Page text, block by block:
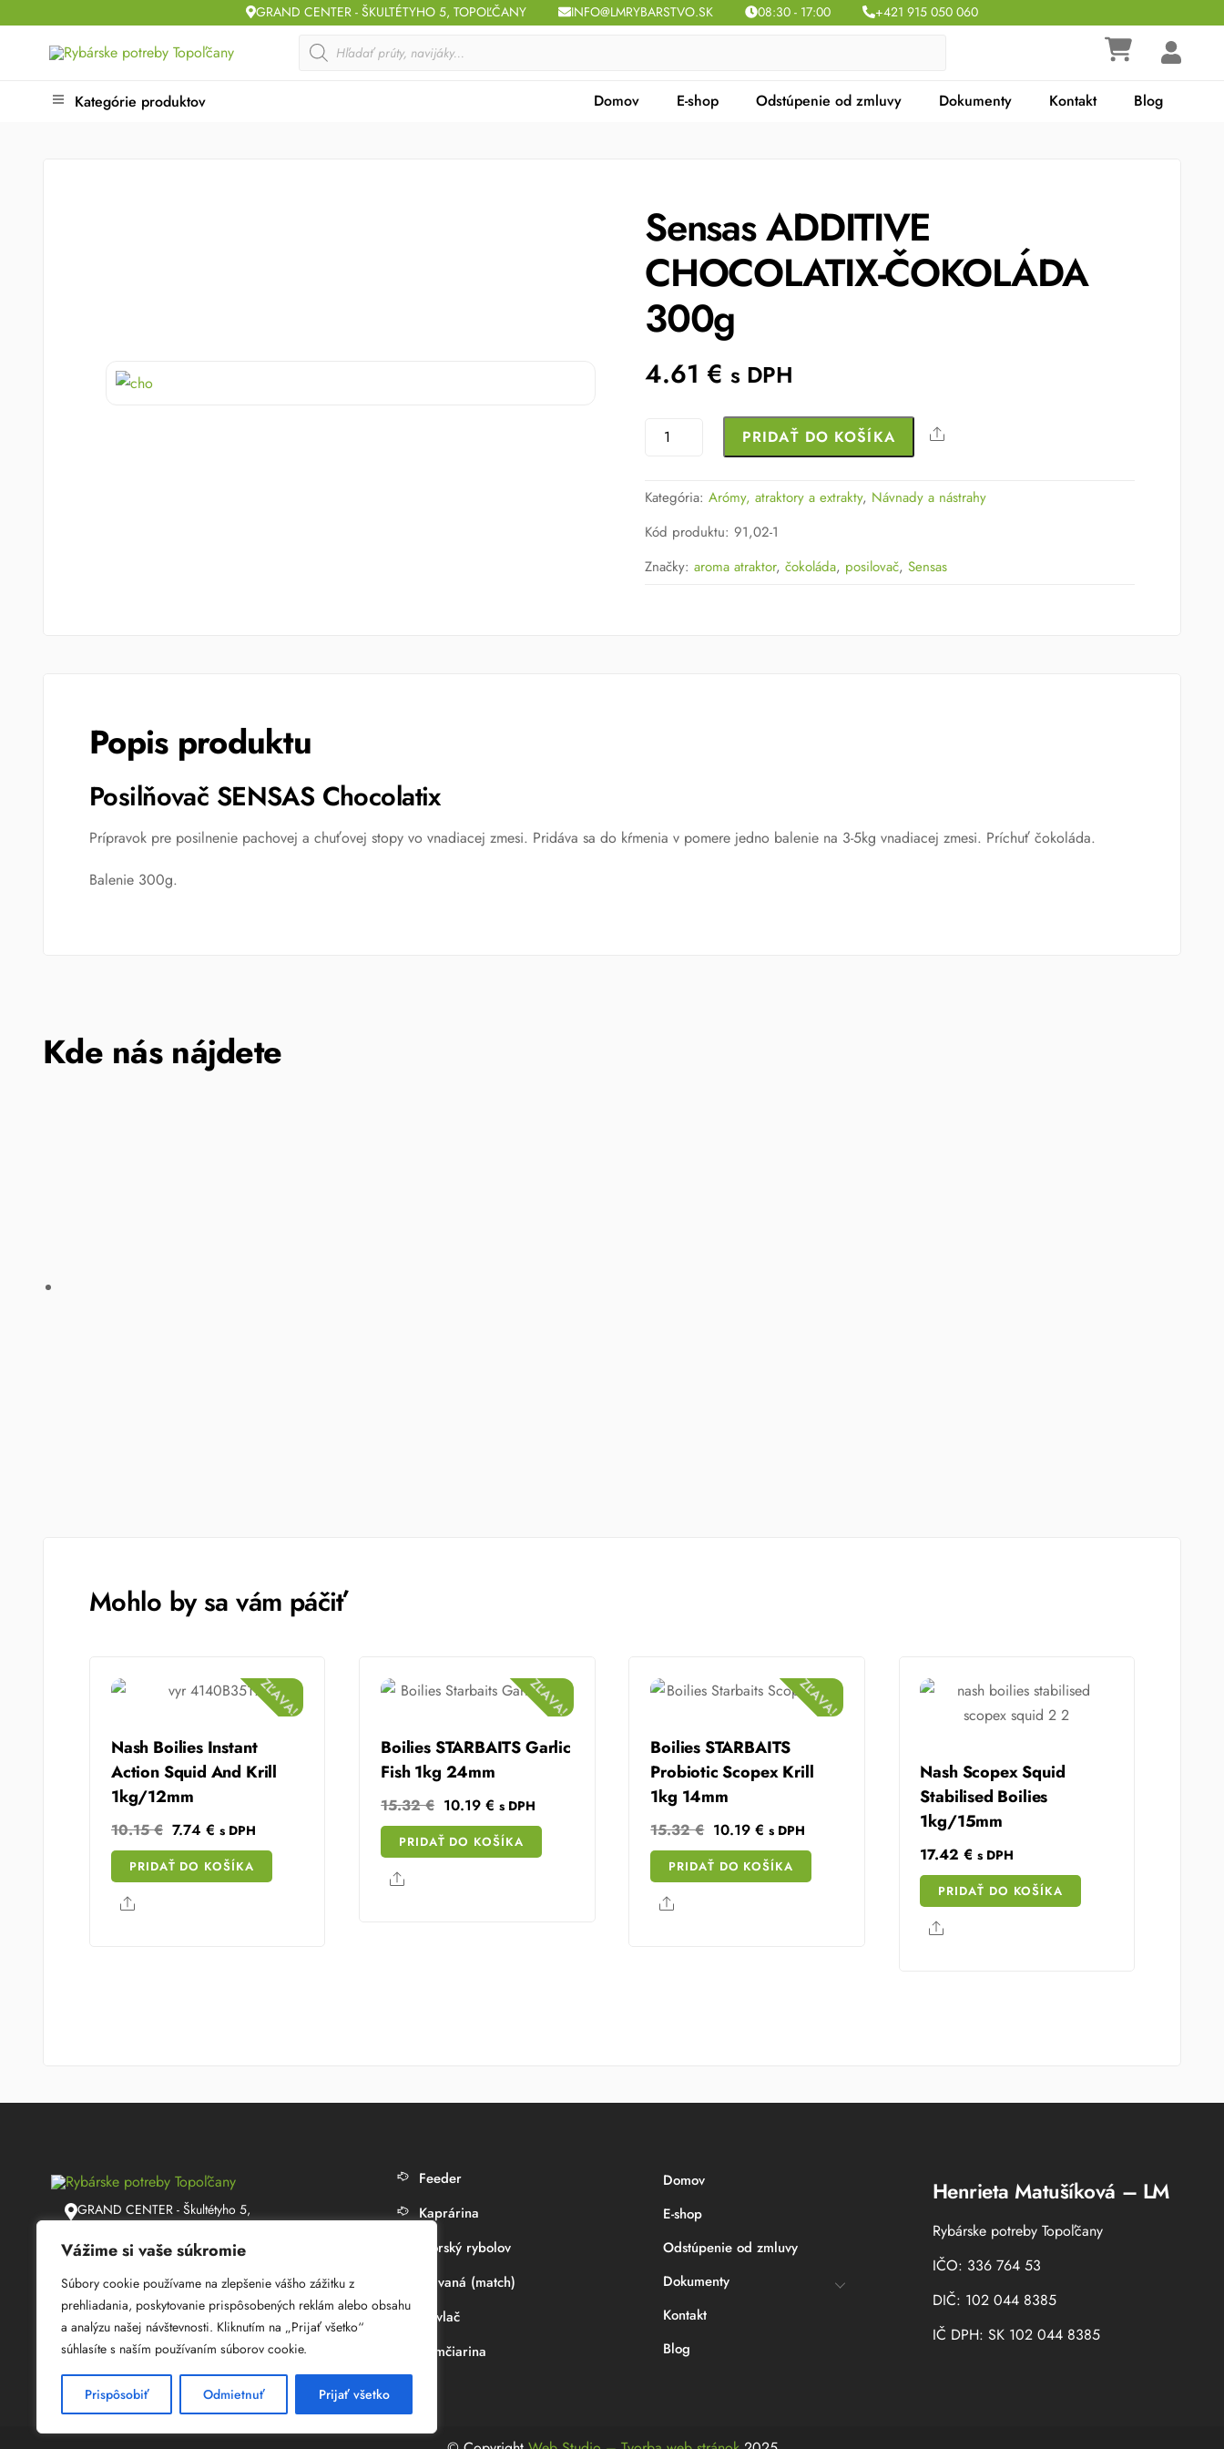
Vážime si vaše súkromie
Súbory cookie používame na zlepšenie vášho zážitku z
prehliadania, poskytovanie prispôsobených reklám alebo obsahu
a analýzu našej návštevnosti. Kliknutím na „Prijať všetko“
súhlasíte s naším používaním súborov cookie.
Prispôsobiť Odmietnuť Prijať všetko
GRAND CENTER - ŠKULTÉTYHO 5, TOPOĽČANY INFO@LMRYBARSTVO.SK 08:30 - 17:00 +421 915 050 060
Products
search
Kategórie produktov Domov E-shop Odstúpenie od zmluvy Dokumenty Kontakt Blog
Sensas ADDITIVE
CHOCOLATIX-ČOKOLÁDA
300g
4.61 € s DPH
množstvo
CHOCOLATIX-
ČOKOLÁDA
PRIDAŤ DO KOŠÍKA Share
Kategória:Arómy, atraktory a extrakty, Návnady a nástrahy
Kód produktu:91,02-1
Značky:aroma atraktor,čokoláda, posilovač,Sensas
Popis produktu
Posilňovač SENSAS Chocolatix
Prípravok pre posilnenie pachovej a chuťovej stopy vo vnadiacej zmesi. Pridáva sa do kŕmenia v pomere jedno balenie na 3-5kg vnadiacej zmesi. Príchuť čokoláda.
Balenie 300g.
Kde nás nájdete
Mohlo by sa vám páčiť
ZĽAVA!
Nash Boilies Instant
Action Squid And Krill
1kg/12mm
10.15€ Original
price
was:
7.74 €Current
price
is:
s DPH
PRIDAŤ DO KOŠÍKA
Share
ZĽAVA!
Boilies STARBAITS Garlic
Fish 1kg 24mm
15.32€ Original
price
was:
10.19 €Current
price
is:
s DPH
PRIDAŤ DO KOŠÍKA
Share
ZĽAVA!
Boilies STARBAITS
Probiotic Scopex Krill
1kg 14mm
15.32€ Original
price
was:
10.19€ Current
price
is:
s DPH
PRIDAŤ DO KOŠÍKA
Share
Nash Scopex Squid
Stabilised Boilies
1kg/15mm
17.42€ s DPH
PRIDAŤ DO KOŠÍKA
Share
GRAND CENTER - Škultétyho 5,
+421 915 050 060
08:30 - 17:00
Feeder
Kaprárina
Morský rybolov
Plávaná (match)
Prívlač
Sumčiarina
Domov
E-shop
Odstúpenie od zmluvy
Dokumenty
Kontakt
Blog
Henrieta Matušíková – LM
Rybárske potreby Topoľčany
IČO: 336 764 53
DIČ: 102 044 8385
IČ DPH: SK 102 044 8385